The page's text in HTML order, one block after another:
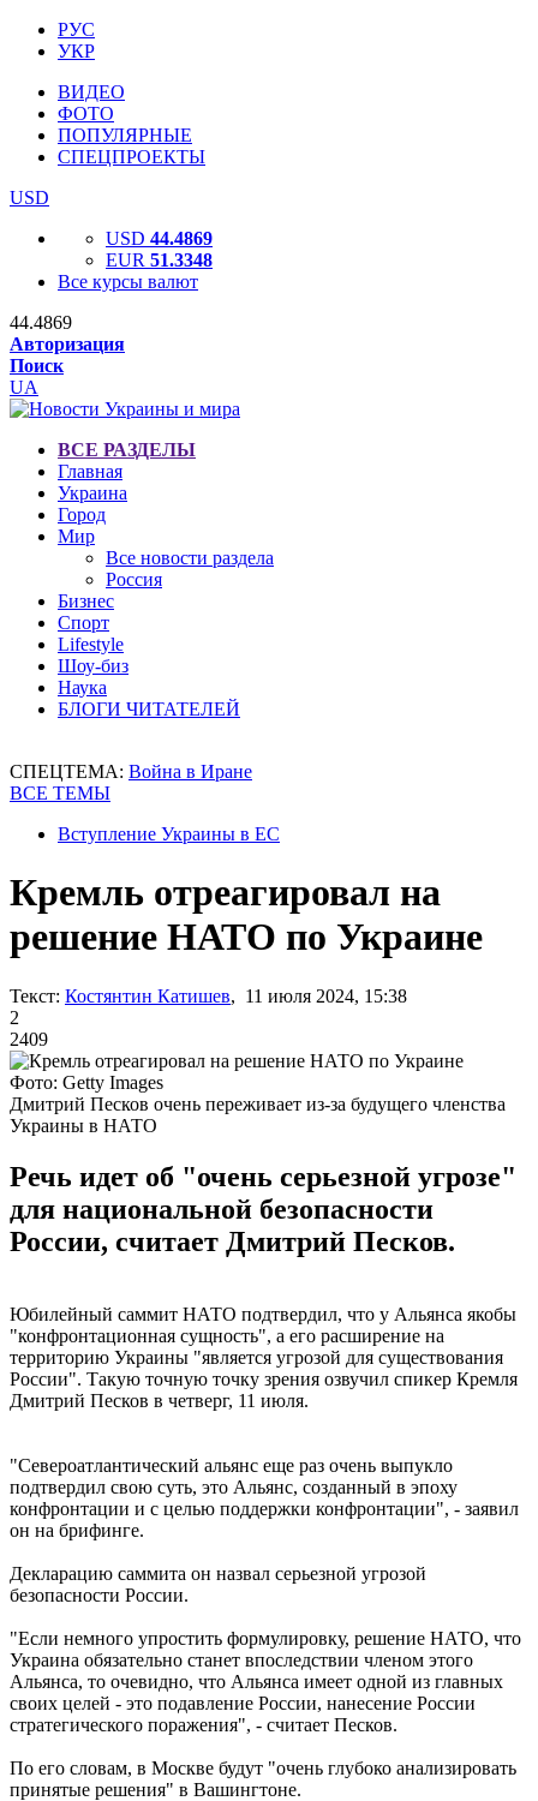
РУС
УКР
ВИДЕО
ФОТО
ПОПУЛЯРНЫЕ
СПЕЦПРОЕКТЫ
USD
USD 44.4869
EUR 51.3348
Все курсы валют
44.4869
Авторизация
Поиск
UA
ВСЕ РАЗДЕЛЫ
Главная
Украина
Город
Мир
Все новости раздела
Россия
Бизнес
Спорт
Lifestyle
Шоу-биз
Наука
БЛОГИ ЧИТАТЕЛЕЙ
СПЕЦТЕМА: Война в Иране
ВСЕ ТЕМЫ
Вступление Украины в ЕС
Кремль отреагировал на
решение НАТО по Украине
Текст: Костянтин Катишев, 11 июля 2024, 15:38
2
2409
Фото: Getty Images
Дмитрий Песков очень переживает из-за будущего членства
Украины в НАТО
Речь идет об "очень серьезной угрозе"
для национальной безопасности
России, считает Дмитрий Песков.
Юбилейный саммит НАТО подтвердил, что у Альянса якобы
"конфронтационная сущность", а его расширение на
территорию Украины "является угрозой для существования
России". Такую точную точку зрения озвучил спикер Кремля
Дмитрий Песков в четверг, 11 июля.
"Североатлантический альянс еще раз очень выпукло
подтвердил свою суть, это Альянс, созданный в эпоху
конфронтации и с целью поддержки конфронтации", - заявил
он на брифинге.
Декларацию саммита он назвал серьезной угрозой
безопасности России.
"Если немного упростить формулировку, решение НАТО, что
Украина обязательно станет впоследствии членом этого
Альянса, то очевидно, что Альянса имеет одной из главных
своих целей - это подавление России, нанесение России
стратегического поражения", - считает Песков.
По его словам, в Москве будут "очень глубоко анализировать
принятые решения" в Вашингтоне.